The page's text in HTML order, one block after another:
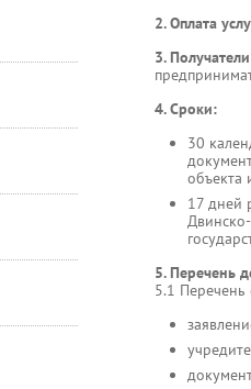
2. Оплата
3.
4. Сроки:
30
объекта
17 дней
5. Перечень
5.1